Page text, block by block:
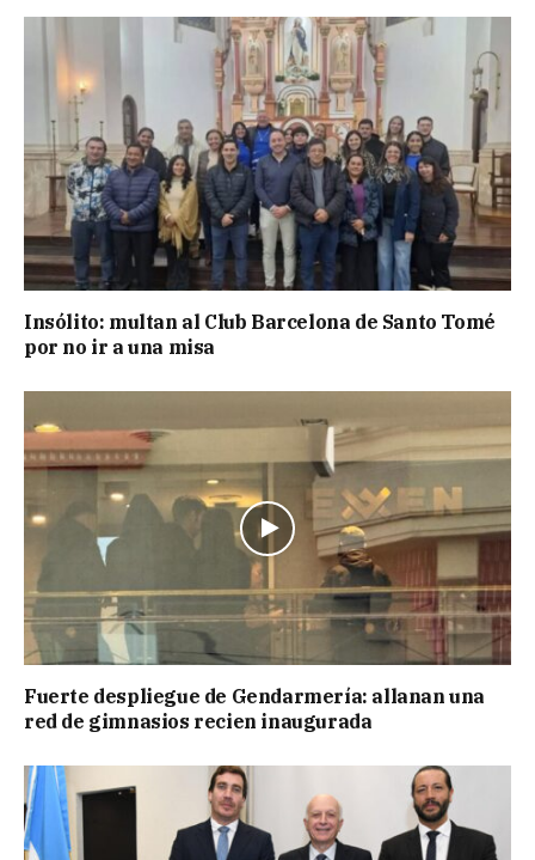
Insólito: multan al Club Barcelona de Santo Tomé
por no ir a una misa
Fuerte despliegue de Gendarmería: allanan una
red de gimnasios recien inaugurada